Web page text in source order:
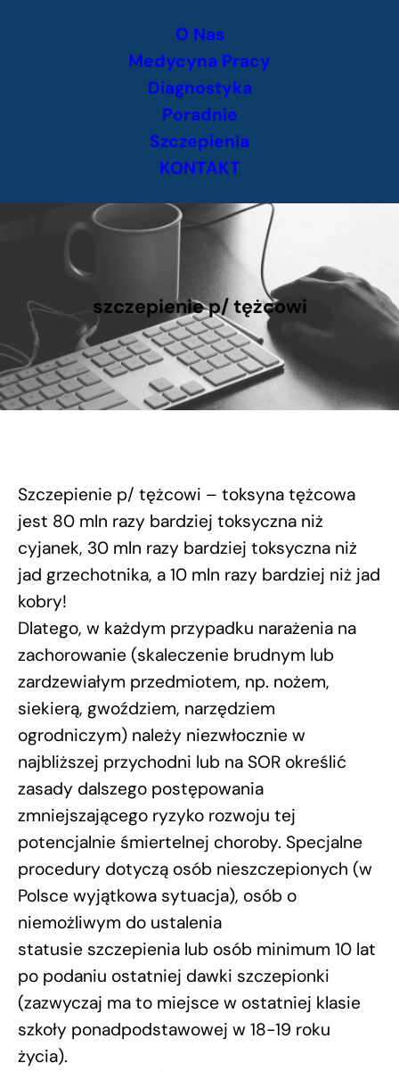
O Nas
Medycyna Pracy
Diagnostyka
Poradnie
Szczepienia
KONTAKT
szczepienie p/ tężcowi
Szczepienie p/ tężcowi – toksyna tężcowa
jest 80 mln razy bardziej toksyczna niż
cyjanek, 30 mln razy bardziej toksyczna niż
jad grzechotnika, a 10 mln razy bardziej niż jad
kobry!
Dlatego, w każdym przypadku narażenia na
zachorowanie (skaleczenie brudnym lub
zardzewiałym przedmiotem, np. nożem,
siekierą, gwoździem, narzędziem
ogrodniczym) należy niezwłocznie w
najbliższej przychodni lub na SOR określić
zasady dalszego postępowania
zmniejszającego ryzyko rozwoju tej
potencjalnie śmiertelnej choroby. Specjalne
procedury dotyczą osób nieszczepionych (w
Polsce wyjątkowa sytuacja), osób o
niemożliwym do ustalenia
statusie szczepienia lub osób minimum 10 lat
po podaniu ostatniej dawki szczepionki
(zazwyczaj ma to miejsce w ostatniej klasie
szkoły ponadpodstawowej w 18-19 roku
życia).